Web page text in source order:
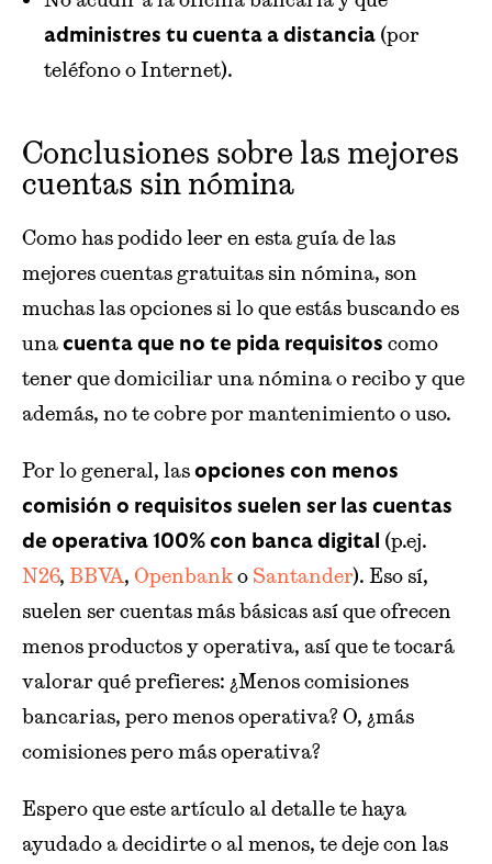
administres tu cuenta a distancia (por
teléfono o Internet).
Conclusiones sobre las mejores
cuentas sin nómina
Como has podido leer en esta guía de las
mejores cuentas gratuitas sin nómina, son
muchas las opciones si lo que estás buscando es
una cuenta que no te pida requisitos como
tener que domiciliar una nómina o recibo y que
además, no te cobre por mantenimiento o uso.
Por lo general, las opciones con menos
comisión o requisitos suelen ser las cuentas
de operativa 100% con banca digital (p.ej.
N26, BBVA, Openbanko Santander). Eso sí,
suelen ser cuentas más básicas así que ofrecen
menos productos y operativa, así que te tocará
valorar qué prefieres: ¿Menos comisiones
bancarias, pero menos operativa? O, ¿más
comisiones pero más operativa?
Espero que este artículo al detalle te haya
ayudado a decidirte o al menos, te deje con las